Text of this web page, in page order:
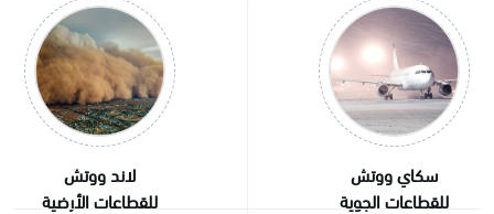
سكاي ووتش
للقطاعاتالجوية
لاند ووتش
للقطاعاتالأرضية